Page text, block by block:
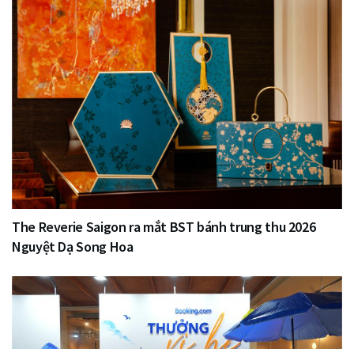
The Reverie Saigon ra mắt BST bánh trung thu 2026
Nguyệt Dạ Song Hoa